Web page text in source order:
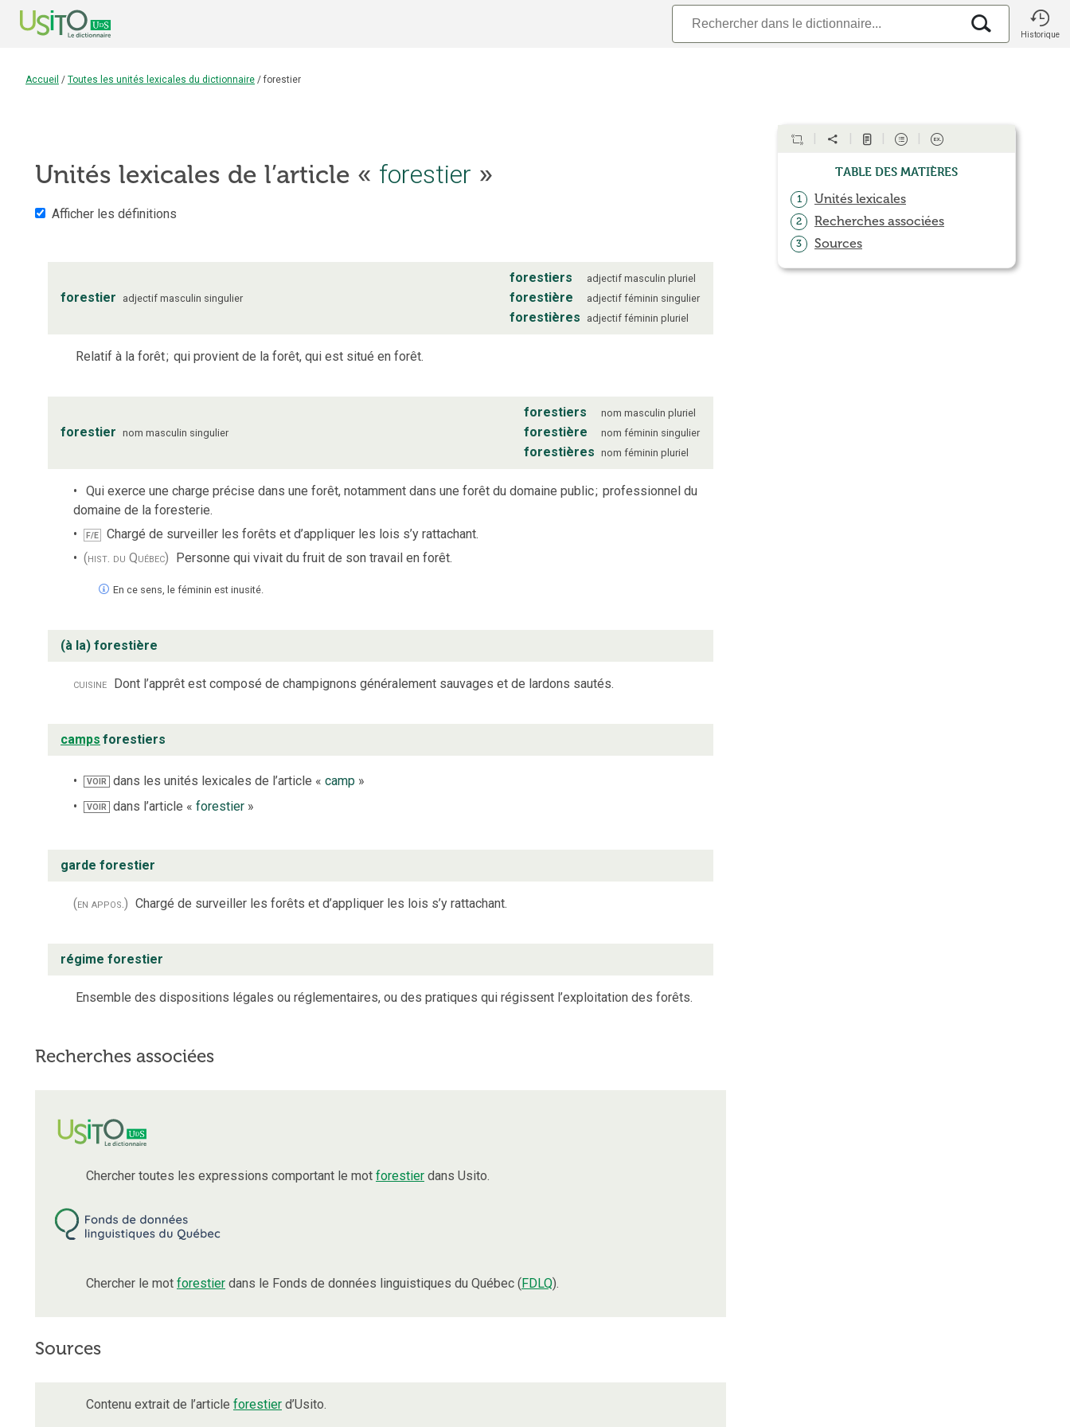
Historique
Accueil / Toutes les unités lexicales du dictionnaire / forestier
Unités lexicales de l’article « forestier »
Afficher les définitions
forestier adjectif masculin singulier
forestiers adjectif masculin pluriel
forestière adjectif féminin singulier
forestières adjectif féminin pluriel
Relatif à la forêt; qui provient de la forêt, qui est situé en forêt.
forestier nom masculin singulier
forestiers nom masculin pluriel
forestière nom féminin singulier
forestières nom féminin pluriel
Qui exerce une charge précise dans une forêt, notamment dans une forêt du domaine public; professionnel du
domaine de la foresterie.
F/E
Chargé de surveiller les forêts et d’appliquer les lois s’y rattachant.
(hist. du Québec) Personne qui vivait du fruit de son travail en forêt.
En ce sens, le féminin est inusité.
(à la) forestière
cuisine Dont l’apprêt est composé de champignons généralement sauvages et de lardons sautés.
camps forestiers
VOIR dans les unités lexicales de l’article «camp »
VOIR dans l’article «forestier »
garde forestier
(en appos.) Chargé de surveiller les forêts et d’appliquer les lois s’y rattachant.
régime forestier
Ensemble des dispositions légales ou réglementaires, ou des pratiques qui régissent l’exploitation des forêts.
Recherches associées
Chercher toutes les expressions comportant le mot forestier dans Usito.
Chercher le mot forestier dans le Fonds de données linguistiques du Québec (FDLQ).
Sources
Contenu extrait de l’article forestier d’Usito.
Table des matières
1 Unités lexicales
2 Recherches associées
3 Sources